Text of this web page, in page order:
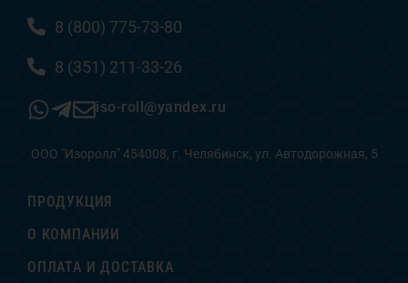
8 (800) 775-73-80
8 (351) 211-33-26
iso-roll@yandex.ru
ООО "Изоролл" 454008, г. Челябинск, ул. Автодорожная, 5
ПРОДУКЦИЯ
О КОМПАНИИ
ОПЛАТА И ДОСТАВКА